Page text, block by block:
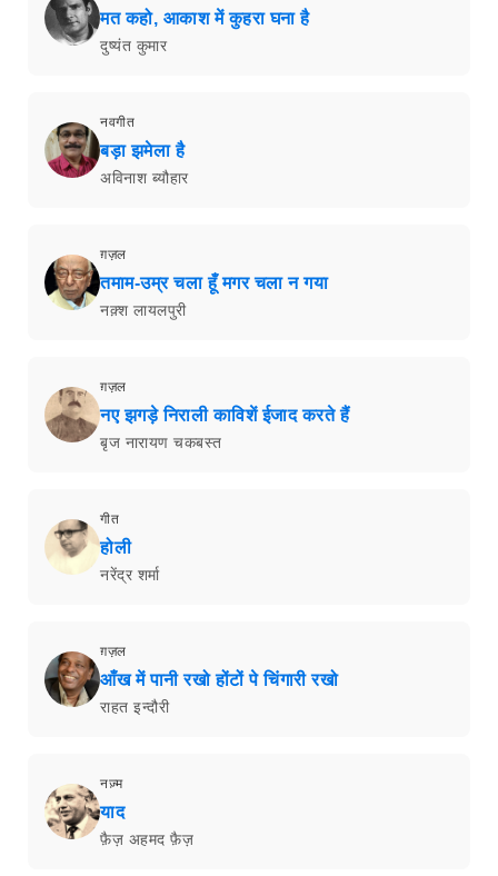
मत कहो, आकाश में कुहरा घना है
दुष्यंत कुमार
नवगीत
बड़ा झमेला है
अविनाश ब्यौहार
ग़ज़ल
तमाम-उम्र चला हूँ मगर चला न गया
नक़्श लायलपुरी
ग़ज़ल
नए झगड़े निराली काविशें ईजाद करते हैं
बृज नारायण चकबस्त
गीत
होली
नरेंद्र शर्मा
ग़ज़ल
आँख में पानी रखो होंटों पे चिंगारी रखो
राहत इन्दौरी
नज़्म
याद
फ़ैज़ अहमद फ़ैज़